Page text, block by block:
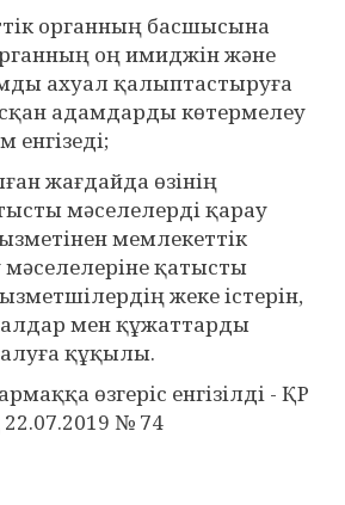
органның басшысына
оң имиджін және
ахуал қалыптастыруға
адамдарды көтермелеу
жағдайда өзінің
мәселелерді қарау
мемлекеттік
қатысты
жеке істерін,
мен құжаттарды
құқылы.
өзгеріс енгізілді - ҚР
№ 74